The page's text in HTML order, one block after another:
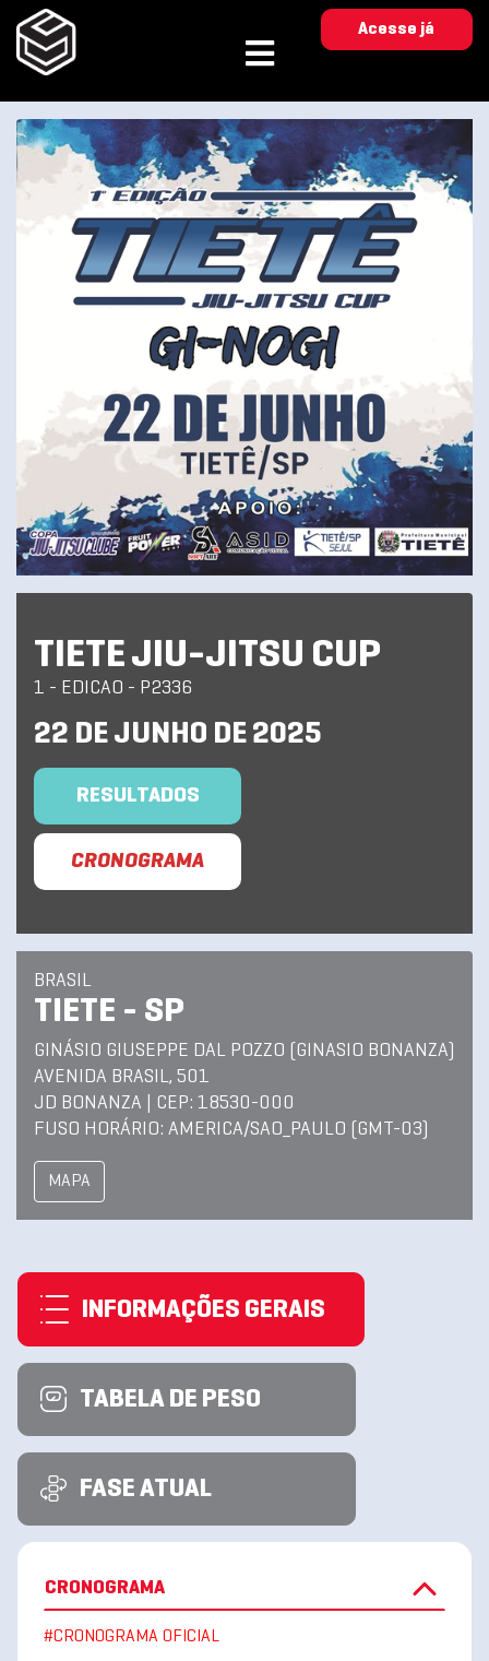
Acesse já
TIETE JIU-JITSU CUP
1 - EDICAO - P2336
22 DE JUNHO DE 2025
RESULTADOS
CRONOGRAMA
BRASIL
TIETE - SP
GINÁSIO GIUSEPPE DAL POZZO (GINASIO BONANZA)
AVENIDA BRASIL, 501
JD BONANZA | CEP: 18530-000
FUSO HORÁRIO: AMERICA/SAO_PAULO (GMT-03)
MAPA
INFORMAÇÕES GERAIS
TABELA DE PESO
FASE ATUAL
CRONOGRAMA
#CRONOGRAMA OFICIAL